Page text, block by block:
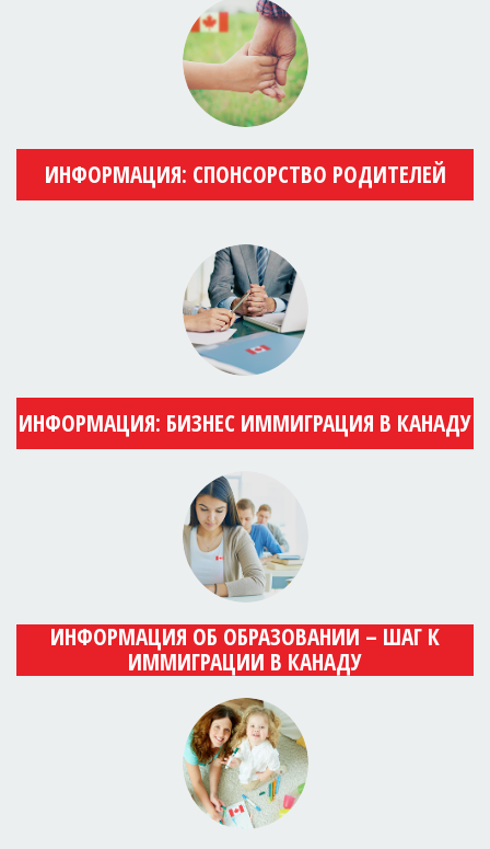
ИНФОРМАЦИЯ: СПОНСОРСТВО РОДИТЕЛЕЙ
ИНФОРМАЦИЯ: БИЗНЕС ИММИГРАЦИЯ В КАНАДУ
ИНФОРМАЦИЯ ОБ ОБРАЗОВАНИИ – ШАГ К
ИММИГРАЦИИ В КАНАДУ